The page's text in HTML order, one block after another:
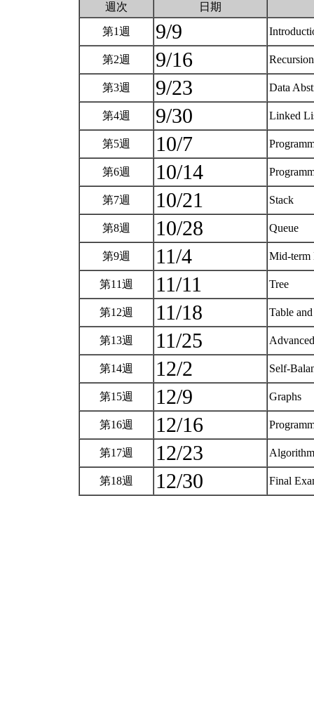
週次 日期
第1週 9/9
第2週 9/16
第3週 9/23 Data
第4週 9/30 Linked
第5週 10/7
第6週 10/14
第7週 10/21 Stack
第8週 10/28 Queue
第9週 11/4 Mid-
第11週 11/11 Tree
第12週 11/18 Table
第13週 11/25
第14週 12/2 Self-
第15週 12/9 Graphs
第16週 12/16
第17週 12/23
第18週 12/30 Final